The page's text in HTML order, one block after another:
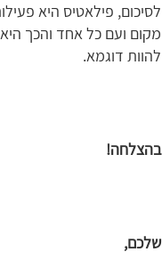
לסיכום, פילאטיס היא
מקום ועם כל אחד והכך
להוות דוגמא.
בהצלחה!
שלכם,